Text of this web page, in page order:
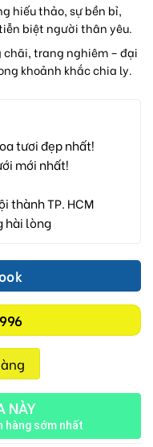
hiếu thảo, sự bền bỉ,
biệt người thân yêu.
chãi, trang nghiêm – đại
khoảnh khắc chia ly.
tươi đẹp nhất!
mới nhất!
thành TP. HCM
hài lòng
NÀY
hàng sớm nhất